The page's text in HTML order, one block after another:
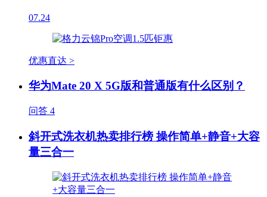
07.24
优惠直达 >
华为Mate 20 X 5G版和普通版有什么区别？
问答 4
斜开式洗衣机热卖排行榜 操作简单+静音+大容
量三合一